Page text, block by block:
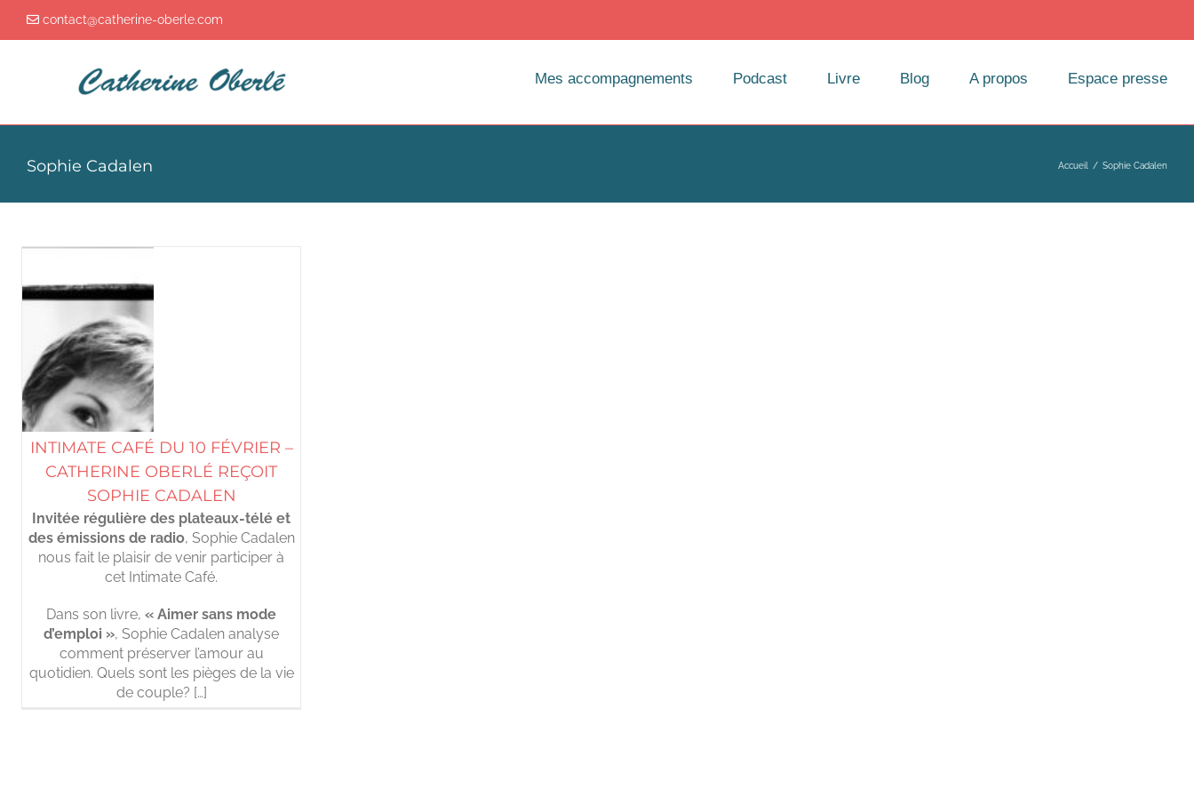
contact@catherine-oberle.com
Mes accompagnements Podcast Livre Blog A propos Espace presse
Sophie Cadalen Accueil / Sophie Cadalen
INTIMATE CAFÉ DU 10 FÉVRIER –
CATHERINE OBERLÉ REÇOIT
SOPHIE CADALEN
Invitée régulière des plateaux-télé et
des émissions de radio, Sophie Cadalen
nous fait le plaisir de venir participer à
cet Intimate Café.
Dans son livre, « Aimer sans mode
d’emploi », Sophie Cadalen analyse
comment préserver l’amour au
quotidien. Quels sont les pièges de la vie
de couple? […]